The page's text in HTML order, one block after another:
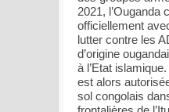
2021, l’Ouganda
officiellement
lutter contre les
d’origine
à l’Etat
est alors
sol congolais